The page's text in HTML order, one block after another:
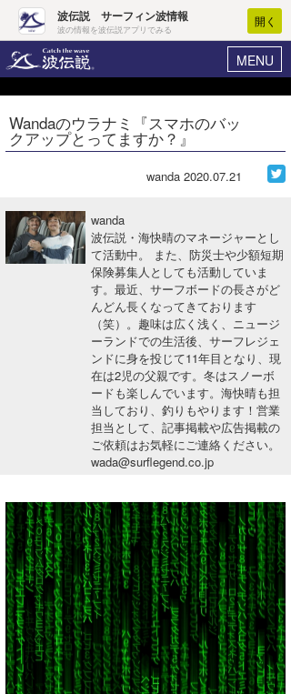
波伝説 サーフィン波情報
波の情報を波伝説アプリでみる
開く
MENU
ヘルプ マイホーム
ログイン
波情報･概況
WAVE HUNTER波予想ツール
サーフィンエリアガイド
会員メニュー
今月のプレゼント
Wandaのウラナミ『スマホのバッ
クアップとってますか？』
wanda 2020.07.21
wanda
波伝説・海快晴のマネージャーとし
て活動中。 また、防災士や少額短期
保険募集人としても活動していま
す。最近、サーフボードの長さがど
んどん長くなってきております
（笑）。趣味は広く浅く、ニュージ
ーランドでの生活後、サーフレジェ
ンドに身を投じて11年目となり、現
在は2児の父親です。冬はスノーボ
ードも楽しんでいます。海快晴も担
当しており、釣りもやります！営業
担当として、記事掲載や広告掲載の
ご依頼はお気軽にご連絡ください。
wada@surflegend.co.jp
Core Surf Japan
アート＆エンタメ
ショップ情報
ショップ情報
千葉南
大阪
四国
沖縄
VOTE!
サーファーズ